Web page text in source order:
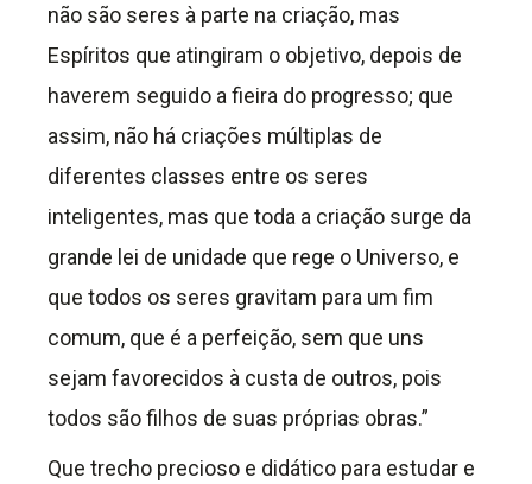
não são seres à parte na criação, mas
Espíritos que atingiram o objetivo, depois de
haverem seguido a fieira do progresso; que
assim, não há criações múltiplas de
diferentes classes entre os seres
inteligentes, mas que toda a criação surge da
grande lei de unidade que rege o Universo, e
que todos os seres gravitam para um fim
comum, que é a perfeição, sem que uns
sejam favorecidos à custa de outros, pois
todos são filhos de suas próprias obras.”
Que trecho precioso e didático para estudar e